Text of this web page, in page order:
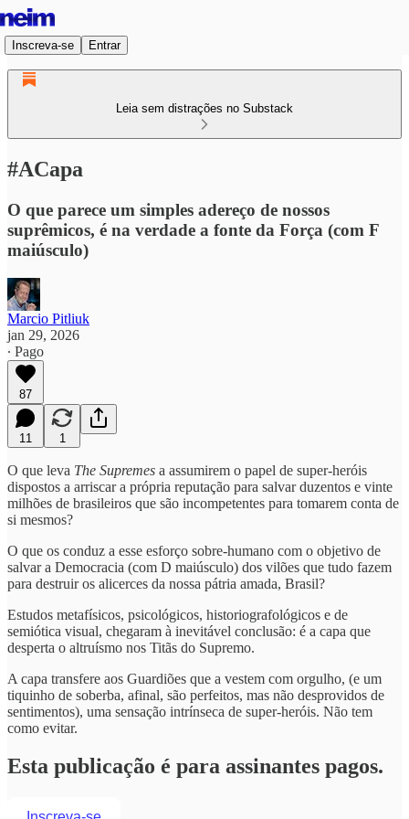
Inscreva-se Entrar
Leia sem distrações no Substack
#ACapa
O que parece um simples adereço de nossos
suprêmicos, é na verdade a fonte da Força (com F
maiúsculo)
Marcio Pitliuk
jan 29, 2026
∙ Pago
87
11 1
O que leva The Supremes a assumirem o papel de super-heróis
dispostos a arriscar a própria reputação para salvar duzentos e vinte
milhões de brasileiros que são incompetentes para tomarem conta de
si mesmos?
O que os conduz a esse esforço sobre-humano com o objetivo de
salvar a Democracia (com D maiúsculo) dos vilões que tudo fazem
para destruir os alicerces da nossa pátria amada, Brasil?
Estudos metafísicos, psicológicos, historiografológicos e de
semiótica visual, chegaram à inevitável conclusão: é a capa que
desperta o altruísmo nos Titãs do Supremo.
A capa transfere aos Guardiões que a vestem com orgulho, (e um
tiquinho de soberba, afinal, são perfeitos, mas não desprovidos de
sentimentos), uma sensação intrínseca de super-heróis. Não tem
como evitar.
Esta publicação é para assinantes pagos.